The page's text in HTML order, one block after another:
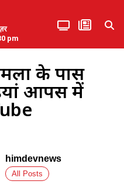
pm
के पास
आपस में
himdevnews
All Posts